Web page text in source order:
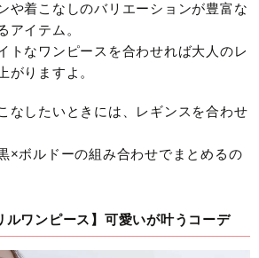
や着こなしのバリエーションが豊富な
アイテム。
トなワンピースを合わせれば大人のレ
がりますよ。
なしたいときには、レギンスを合わせ
×ボルドーの組み合わせでまとめるの
ルワンピース】可愛いが叶うコーデ